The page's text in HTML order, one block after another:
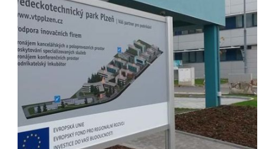
Orientační systémy